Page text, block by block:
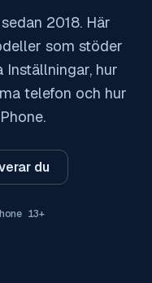
2018. Här
som stöder
Inställningar, hur
telefon och hur
du
13+